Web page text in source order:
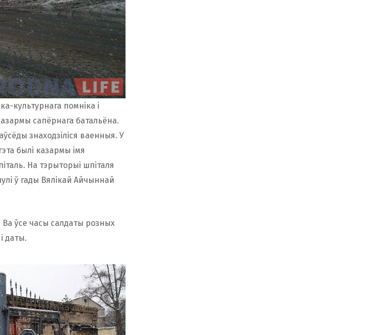
культурнага помніка і
сапёрнага батальёна.
знаходзіліся ваенныя. У
былі казармы імя
На тэрыторыі шпіталя
ў гады Вялікай Айчыннай
ўсе часы салдаты розных
даты.